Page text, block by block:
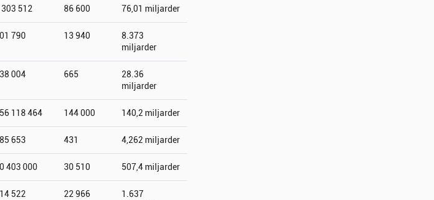
303 512 86 600 76,01 miljarder
790 13 940
8.373
miljarder
004 665
28.36
miljarder
118 464 144 000 140,2 miljarder
653 431 4,262 miljarder
403 000 30 510 507,4 miljarder
522 22 966
1.637